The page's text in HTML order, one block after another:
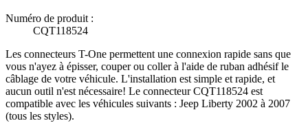
Numéro de produit :
CQT118524
Les connecteurs T-One permettent une connexion rapide sans que
vous n'ayez à épisser, couper ou coller à l'aide de ruban adhésif le
câblage de votre véhicule. L'installation est simple et rapide, et
aucun outil n'est nécessaire! Le connecteur CQT118524 est
compatible avec les véhicules suivants : Jeep Liberty 2002 à 2007
(tous les styles).